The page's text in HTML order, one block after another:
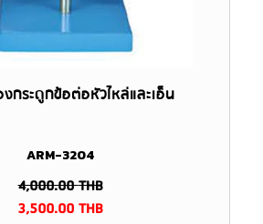
กระดูกข้อต่อหัวไหล่และเอ็น
ARM-3204
4,000.00THB
3,500.00THB